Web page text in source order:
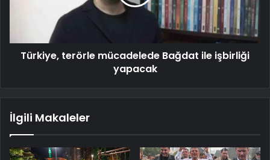
Türkiye, terörle mücadelede Bağdat ile işbirliği
yapacak
İlgili Makaleler